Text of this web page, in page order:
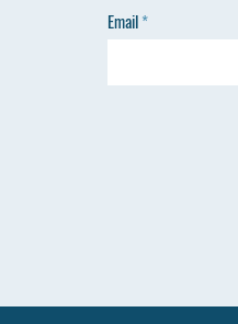
Email